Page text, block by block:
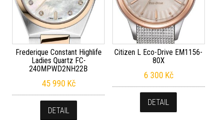
Frederique Constant Highlife
Ladies Quartz FC-
240MPWD2NH22B
45 990 Kč
DETAIL
Citizen L Eco-Drive EM1156-
80X
6 300 Kč
DETAIL